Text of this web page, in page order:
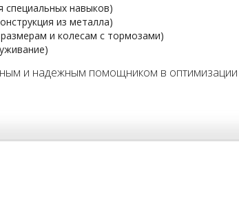
специальных навыков)
из металла)
и колесам с тормозами)
и надежным помощником в